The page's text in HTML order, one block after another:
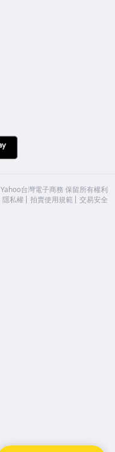
Yahoo台灣電子商務 保留所有權利
隱私權 拍賣使用規範 交易安全